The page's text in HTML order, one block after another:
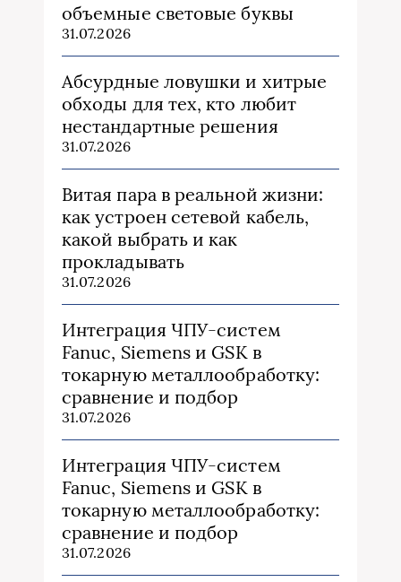
объемные световые буквы
31.07.2026
Абсурдные ловушки и хитрые
обходы для тех, кто любит
нестандартные решения
31.07.2026
Витая пара в реальной жизни:
как устроен сетевой кабель,
какой выбрать и как
прокладывать
31.07.2026
Интеграция ЧПУ-систем
Fanuc, Siemens и GSK в
токарную металлообработку:
сравнение и подбор
31.07.2026
Интеграция ЧПУ-систем
Fanuc, Siemens и GSK в
токарную металлообработку:
сравнение и подбор
31.07.2026